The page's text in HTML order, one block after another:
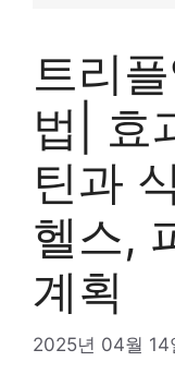
트리
법| 효
틴과
헬스,
계획
2025년 04월 14